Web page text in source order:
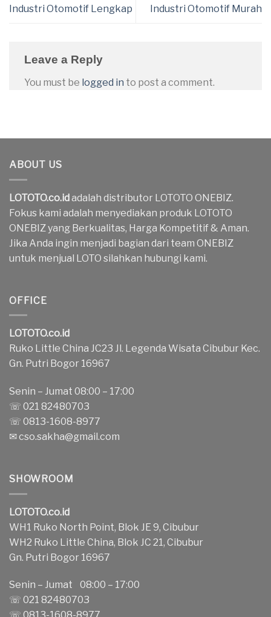
Industri Otomotif Lengkap
Industri Otomotif Murah
Leave a Reply
You must be logged in to post a comment.
ABOUT US
LOTOTO.co.idadalah distributor LOTOTO ONEBIZ.
Fokus kami adalah menyediakan produk LOTOTO
ONEBIZ yang Berkualitas, Harga Kompetitif & Aman.
Jika Anda ingin menjadi bagian dari team ONEBIZ
untuk menjual LOTO silahkan hubungi kami.
OFFICE
LOTOTO.co.id
Ruko Little China JC23 Jl. Legenda Wisata Cibubur Kec.
Gn. Putri Bogor 16967
Senin – Jumat 08:00 – 17:00
☏ 021 82480703
☏ 0813-1608-8977
✉cso.sakha@gmail.com
SHOWROOM
LOTOTO.co.id
WH1 Ruko North Point, Blok JE 9, Cibubur
WH2 Ruko Little China, Blok JC 21, Cibubur
Gn. Putri Bogor 16967
Senin – Jumat 08:00 – 17:00
☏ 021 82480703